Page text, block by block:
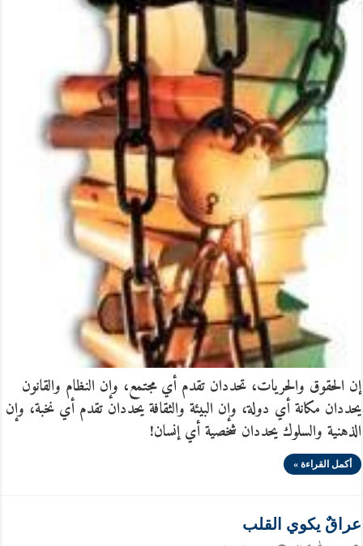
إن الحقوق والحريات، تحددان تقدم أي مجتمع، وإن النظام والقانون
يحددان مكانة أي دولة، وإن البيئة والثقافة يحددان تقدم أي نخبة، وإن
الذهنية والسلوك يحددان شخصية أي إنسان!
أكمل القراءة »
عراقٌ يكوي القلب